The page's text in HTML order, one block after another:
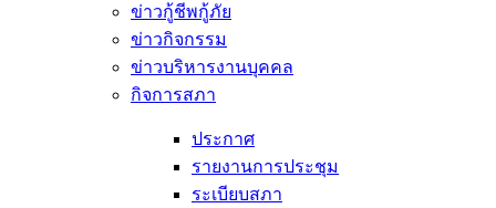
ข่าวกู้ชีพกู้ภัย
ข่าวกิจกรรม
ข่าวบริหารงานบุคคล
กิจการสภา
ประกาศ
รายงานการประชุม
ระเบียบสภา